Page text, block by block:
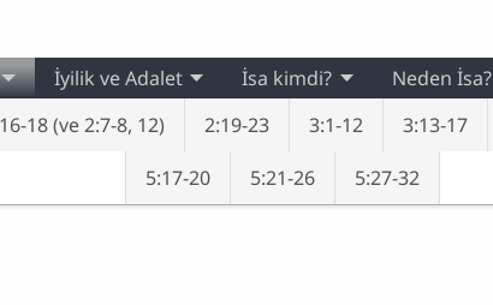
18 (ve 2:7-8, 12) 2:19-23 3:1-12 3:13-17
5:17-20
5:21-26 5:27-32
İyilik ve Adalet İsa kimdi? Neden İsa?